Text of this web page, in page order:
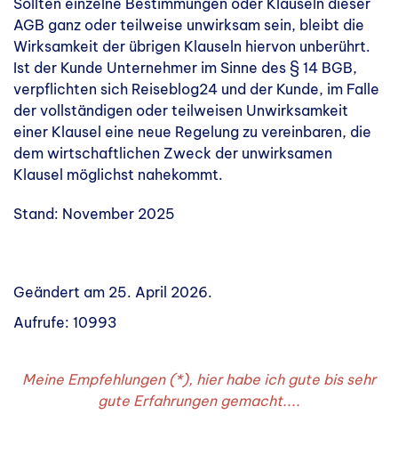
Sollten einzelne Bestimmungen oder Klauseln dieser
AGB ganz oder teilweise unwirksam sein, bleibt die
Wirksamkeit der übrigen Klauseln hiervon unberührt.
Ist der Kunde Unternehmer im Sinne des § 14 BGB,
verpflichten sich Reiseblog24 und der Kunde, im Falle
der vollständigen oder teilweisen Unwirksamkeit
einer Klausel eine neue Regelung zu vereinbaren, die
dem wirtschaftlichen Zweck der unwirksamen
Klausel möglichst nahekommt.
Stand: November 2025
Geändert am 25. April 2026.
Aufrufe: 10993
Meine Empfehlungen (*), hier habe ich gute bis sehr
gute Erfahrungen gemacht....